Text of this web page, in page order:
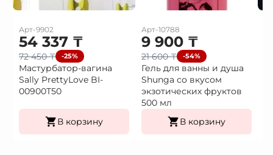
Арт-9902
54 337 ₸
72 450₸ -25%
Мастурбатор-вагина
Sally PrettyLove BI-
00900T50
В корзину
Арт-10788
9 900 ₸
21 600₸ -54%
Гель для ванны и душа
Shunga со вкусом
экзотических фруктов
500 мл
В корзину